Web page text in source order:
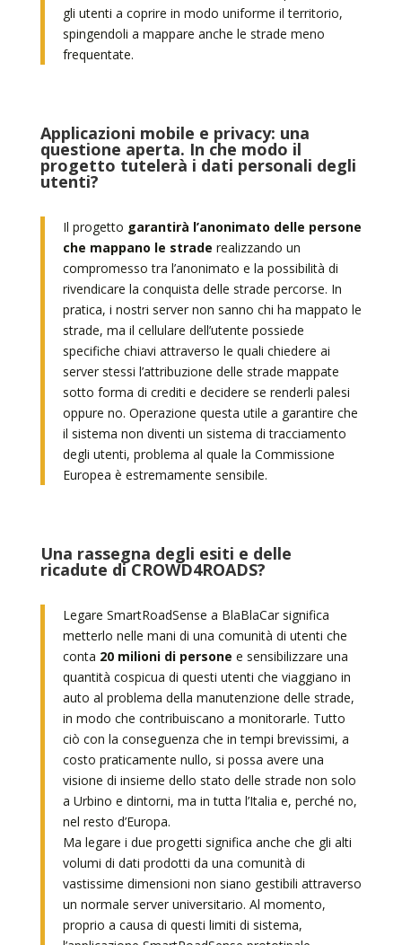
gli utenti a coprire in modo uniforme il territorio,
spingendoli a mappare anche le strade meno
frequentate.
Applicazioni mobile e privacy: una
questione aperta. In che modo il
progetto tutelerà i dati personali degli
utenti?
Il progetto garantirà l’anonimato delle persone
che mappano le strade realizzando un
compromesso tra l’anonimato e la possibilità di
rivendicare la conquista delle strade percorse. In
pratica, i nostri server non sanno chi ha mappato le
strade, ma il cellulare dell’utente possiede
specifiche chiavi attraverso le quali chiedere ai
server stessi l’attribuzione delle strade mappate
sotto forma di crediti e decidere se renderli palesi
oppure no. Operazione questa utile a garantire che
il sistema non diventi un sistema di tracciamento
degli utenti, problema al quale la Commissione
Europea è estremamente sensibile.
Una rassegna degli esiti e delle
ricadute di CROWD4ROADS?
Legare SmartRoadSense a BlaBlaCar significa
metterlo nelle mani di una comunità di utenti che
conta 20 milioni di persone e sensibilizzare una
quantità cospicua di questi utenti che viaggiano in
auto al problema della manutenzione delle strade,
in modo che contribuiscano a monitorarle. Tutto
ciò con la conseguenza che in tempi brevissimi, a
costo praticamente nullo, si possa avere una
visione di insieme dello stato delle strade non solo
a Urbino e dintorni, ma in tutta l’Italia e, perché no,
nel resto d’Europa.
Ma legare i due progetti significa anche che gli alti
volumi di dati prodotti da una comunità di
vastissime dimensioni non siano gestibili attraverso
un normale server universitario. Al momento,
proprio a causa di questi limiti di sistema,